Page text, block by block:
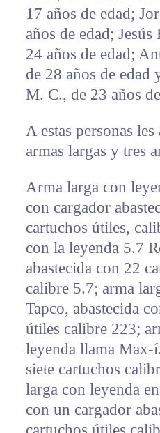
17 años de edad;
años de edad;
24 años de edad;
de 28 años de edad
M. C., de 23 años
A estas personas
armas largas y tres
Arma larga con
con cargador
cartuchos útiles,
con la leyenda 5.7
abastecida con 22
calibre 5.7; arma
Tapco, abastecida
útiles calibre 223;
leyenda llama Max-
siete cartuchos
larga con leyenda
con un cargador